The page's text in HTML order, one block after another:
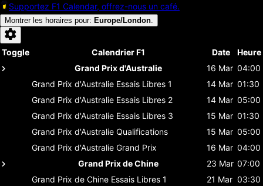
Supportez F1 Calendar, offrez-nous un café.
Montrer les horaires pour: Europe/London
Toggle Calendrier F1 Date
Heure
Grand Prix d'Australie
16 Mar 04:00
Grand Prix d'Australie Essais Libres 1 14 Mar 01:30
Grand Prix d'Australie Essais Libres 2 14 Mar 05:00
Grand Prix d'Australie Essais Libres 3 15 Mar 01:30
Grand Prix d'Australie Qualifications 15 Mar 05:00
Grand Prix d'Australie Grand Prix 16 Mar 04:00
Grand Prix de Chine
23 Mar 07:00
Grand Prix de Chine Essais Libres 1 21 Mar 03:30